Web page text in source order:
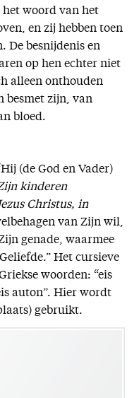
het woord van het
en zij hebben toen
De besnijdenis en
op hen echter niet
alleen onthouden
besmet zijn, van
bloed.
(de God en Vader)
kinderen
Christus, in
van Zijn wil,
genade, waarmee
Het cursieve
woorden: “eis
auton”. Hier wordt
gebruikt.